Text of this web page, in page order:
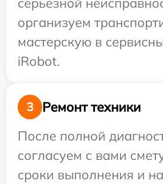
организуем
мастерскую в
iRobot.
3
Ремонт техники
После полной
согласуем с вами
сроки выполнения и